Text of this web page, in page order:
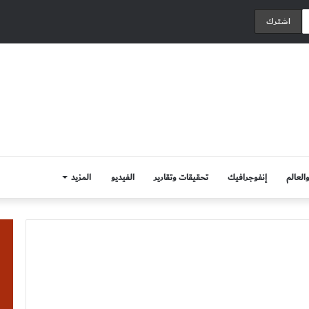
إنفوجرافيك تحقيقات وتقارير الفيديو المزيد